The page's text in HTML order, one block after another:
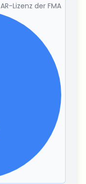
Lizenz der FMA